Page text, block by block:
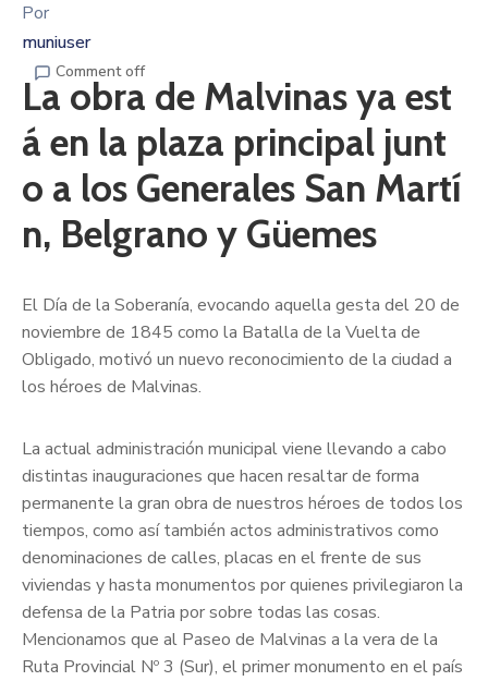
Por
muniuser
Comment off
La obra de Malvinas ya est
á en la plaza principal junt
o a los Generales San Martí
n, Belgrano y Güemes
El Día de la Soberanía, evocando aquella gesta del 20 de
noviembre de 1845 como la Batalla de la Vuelta de
Obligado, motivó un nuevo reconocimiento de la ciudad a
los héroes de Malvinas.
La actual administración municipal viene llevando a cabo
distintas inauguraciones que hacen resaltar de forma
permanente la gran obra de nuestros héroes de todos los
tiempos, como así también actos administrativos como
denominaciones de calles, placas en el frente de sus
viviendas y hasta monumentos por quienes privilegiaron la
defensa de la Patria por sobre todas las cosas.
Mencionamos que al Paseo de Malvinas a la vera de la
Ruta Provincial Nº 3 (Sur), el primer monumento en el país